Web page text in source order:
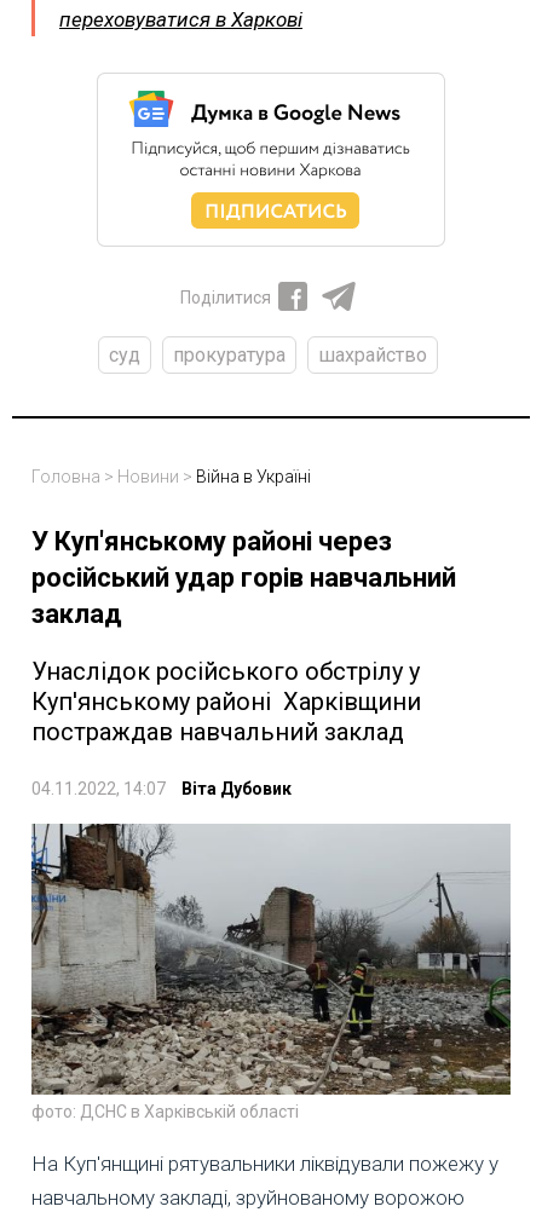
переховуватися в Харкові
Поділитися
суд прокуратура шахрайство
Головна > Новини > Війна в Україні
У Куп'янському районі через
російський удар горів навчальний
заклад
Унаслідок російського обстрілу у
Куп'янському районі Харківщини
постраждав навчальний заклад
04.11.2022, 14:07 Віта Дубовик
фото: ДСНС в Харківській області
На Куп'янщині рятувальники ліквідували пожежу у
навчальному закладі, зруйнованому ворожою